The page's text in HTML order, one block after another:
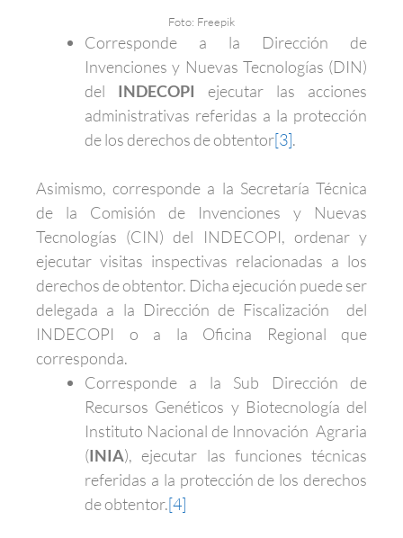
Foto: Freepik
Corresponde a la Dirección de
Invenciones y Nuevas Tecnologías (DIN)
del INDECOPI ejecutar las acciones
administrativas referidas a la protección
de los derechos de obtentor[3].
Asimismo, corresponde a la Secretaría Técnica
de la Comisión de Invenciones y Nuevas
Tecnologías (CIN) del INDECOPI, ordenar y
ejecutar visitas inspectivas relacionadas a los
derechos de obtentor. Dicha ejecución puede ser
delegada a la Dirección de Fiscalización del
INDECOPI o a la Oficina Regional que
corresponda.
Corresponde a la Sub Dirección de
Recursos Genéticos y Biotecnología del
Instituto Nacional de Innovación Agraria
(INIA), ejecutar las funciones técnicas
referidas a la protección de los derechos
de obtentor.[4]